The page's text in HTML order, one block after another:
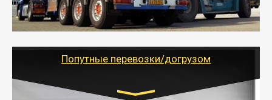
России с гарантией полной сохранности.
- Тайгер Логистик предоставляет услуги по
грузоперевозкам для физических и юридических лиц
Попутные перевозки/догрузом